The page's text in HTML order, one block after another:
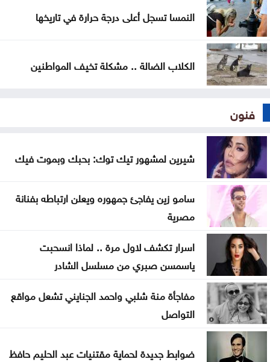
النمسا تسجل أعلى درجة حرارة في تاريخها
الكلاب الضالة .. مشكلة تخيف المواطنين
فنون
شيرين لمشهور تيك توك: بحبك وبموت فيك
سامو زين يفاجئ جمهوره ويعلن ارتباطه بفنانة
مصرية
اسرار تكشف لاول مرة .. لماذا انسحبت
ياسمسن صبري من مسلسل الشادر
مفاجأة منة شلبي واحمد الجنايني تشعل مواقع
التواصل
ضوابط جديدة لحماية مقتنيات عبد الحليم حافظ